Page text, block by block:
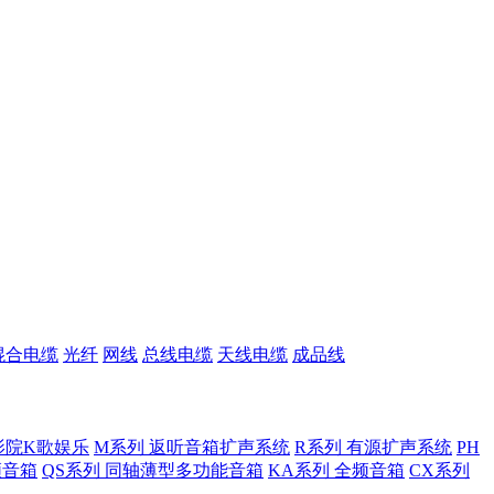
合电缆 光纤 网线 总线电缆 天线电缆 成品线
院K歌娱乐 M系列 返听音箱扩声系统 R系列 有源扩声系统 PH
箱 QS系列 同轴薄型多功能音箱 KA系列 全频音箱 CX系列